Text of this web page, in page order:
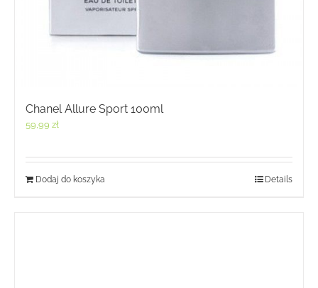
Chanel Allure Sport 100ml
59,99 zł
Dodaj do koszyka Details